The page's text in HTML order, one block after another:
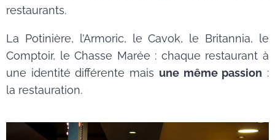
restaurants.
La Potinière, l’Armoric, le Cavok, le Britannia, le
Comptoir, le Chasse Marée : chaque restaurant à
une identité différente mais une même passion :
la restauration.